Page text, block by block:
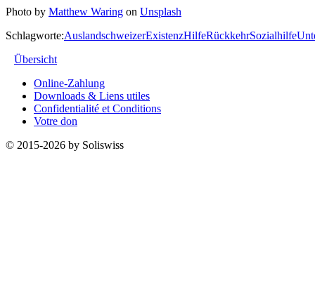
Photo by Matthew Waring on Unsplash
Schlagworte:AuslandschweizerExistenzHilfeRückkehrSozialhilfe
Übersicht
Online-Zahlung
Downloads & Liens utiles
Confidentialité et Conditions
Votre don
© 2015-2026 by Soliswiss